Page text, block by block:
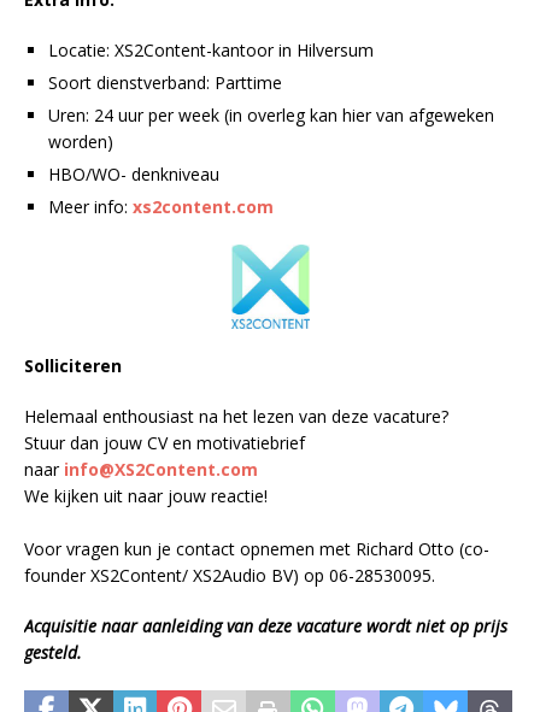
Locatie: XS2Content-kantoor in Hilversum
Soort dienstverband: Parttime
Uren: 24 uur per week (in overleg kan hier van afgeweken
worden)
HBO/WO- denkniveau
Meer info: xs2content.com
Solliciteren
Helemaal enthousiast na het lezen van deze vacature?
Stuur dan jouw CV en motivatiebrief
naar info@XS2Content.com
We kijken uit naar jouw reactie!
Voor vragen kun je contact opnemen met Richard Otto (co-
founder XS2Content/ XS2Audio BV) op 06-28530095.
Acquisitie naar aanleiding van deze vacature wordt niet op prijs
gesteld.